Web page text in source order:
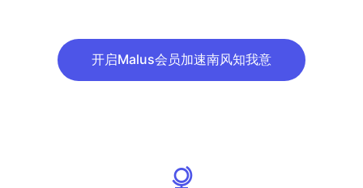
开启Malus会员加速南风知我意